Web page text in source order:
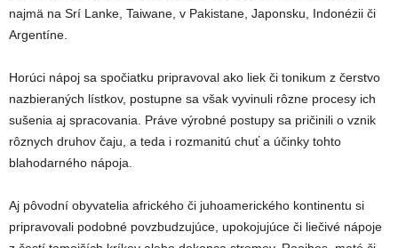
najmä na Srí Lanke, Taiwane, v Pakistane, Japonsku, Indonézii či
Argentíne.
Horúci nápoj sa spočiatku pripravoval ako liek či tonikum z čerstvo
nazbieraných lístkov, postupne sa však vyvinuli rôzne procesy ich
sušenia aj spracovania. Práve výrobné postupy sa pričinili o vznik
rôznych druhov čaju, a teda i rozmanitú chuť a účinky tohto
blahodarného nápoja.
Aj pôvodní obyvatelia afrického či juhoamerického kontinentu si
pripravovali podobné povzbudzujúce, upokojujúce či liečivé nápoje